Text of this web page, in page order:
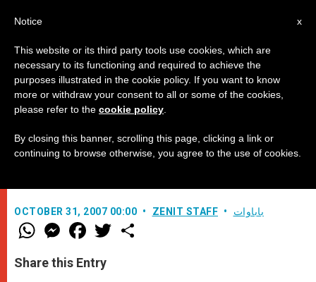
كلمة بندكتس السادس عشر لاتحاد
الصيادلة الكاثوليك
OCTOBER 31, 2007 00:00 ZENIT STAFF باباوات
W
h
t
s
M
e
s
e
F
a
e
b
w
Share this Entry
x
Notice
This website or its third party tools use cookies, which are
necessary to its functioning and required to achieve the
purposes illustrated in the cookie policy. If you want to know
more or withdraw your consent to all or some of the cookies,
please refer to the cookie policy
By closing this banner, scrolling this page, clicking a link or
continuing to browse otherwise, you agree to the use of cookies.